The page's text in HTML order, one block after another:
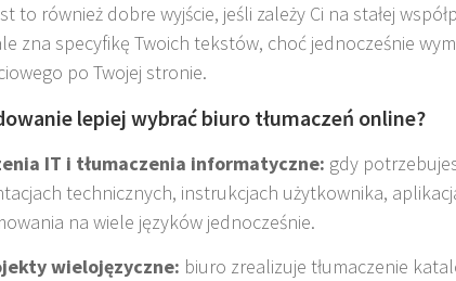
to również dobre wyjście, jeśli zależy Ci na stałej
zna specyfikę Twoich tekstów, choć jednocześnie
po Twojej stronie.
lepiej wybrać biuro tłumaczeń online?
IT i tłumaczenia informatyczne: gdy
technicznych, instrukcjach użytkownika,
na wiele języków jednocześnie.
wielojęzyczne: biuro zrealizuje tłumaczenie